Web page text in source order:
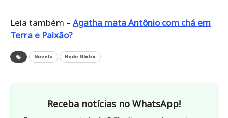
Leia também – Agatha mata Antônio com chá em
Terra e Paixão?
Novela Rede Globo
Receba notícias no WhatsApp!